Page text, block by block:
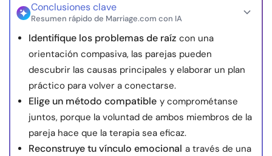
Conclusiones clave
Resumen rápido de Marriage.com con IA
Identifique los problemas de raíz con una
orientación compasiva, las parejas pueden
descubrir las causas principales y elaborar un plan
práctico para volver a conectarse.
Elige un método compatible y comprométanse
juntos, porque la voluntad de ambos miembros de la
pareja hace que la terapia sea eficaz.
Reconstruye tu vínculo emocional a través de una